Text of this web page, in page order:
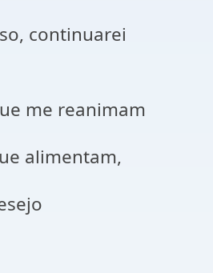
continuarei
me reanimam
alimentam,